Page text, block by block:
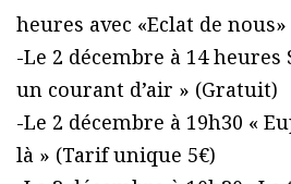
heures avec «Eclat de
-Le 2 décembre à 14 heures
un courant d’air » (Gratuit)
-Le 2 décembre à 19h30 «
là » (Tarif unique 5€)